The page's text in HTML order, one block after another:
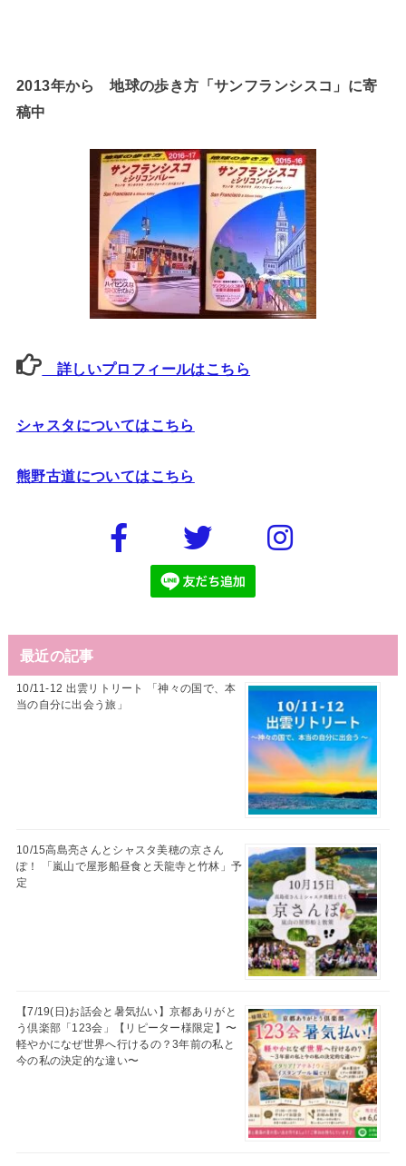
2013年から 地球の歩き方「サンフランシスコ」に寄
稿中
詳しいプロフィールはこちら
シャスタについてはこちら
熊野古道についてはこちら
最近の記事
10/11-12 出雲リトリート 「神々の国で、本
当の自分に出会う旅」
10/15高島亮さんとシャスタ美穂の京さん
ぽ！ 「嵐山で屋形船昼食と天龍寺と竹林」予
定
【7/19(日)お話会と暑気払い】京都ありがと
う倶楽部「123会」【リピーター様限定】〜
軽やかになぜ世界へ行けるの？3年前の私と
今の私の決定的な違い〜